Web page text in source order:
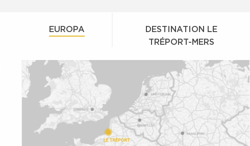
EUROPA
DESTINATION LE
TRÉPORT-MERS